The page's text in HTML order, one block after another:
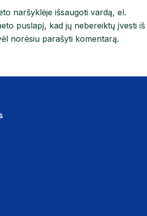
naršyklėje išsaugoti vardą, el.
puslapį, kad jų nebereiktų įvesti iš
norėsiu parašyti komentarą.